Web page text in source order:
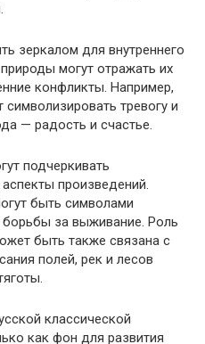
зеркалом для внутреннего
могут отражать их
конфликты. Например,
тревогу и
— радость и счастье.
подчеркивать
произведений.
быть символами
за выживание. Роль
быть также связана с
полей, рек и лесов
классической
как фон для развития